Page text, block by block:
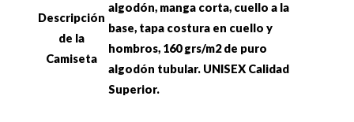
Descripción
de la
Camiseta
algodón, manga corta, cuello a la
base, tapa costura en cuello y
hombros, 160 grs/m2 de puro
algodón tubular. UNISEX Calidad
Superior.